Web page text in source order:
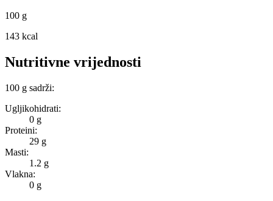
100 g
143 kcal
Nutritivne vrijednosti
100 g sadrži:
Ugljikohidrati:
0 g
Proteini:
29 g
Masti:
1.2 g
Vlakna:
0 g